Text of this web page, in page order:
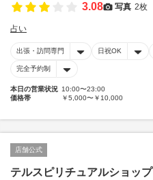
3.08 写真 2枚
占い
出張・訪問専門 日祝OK
完全予約制
本日の営業状況 10:00〜23:00
価格帯
￥5,000〜￥10,000
店舗公式
テルスピリチュアルショップ